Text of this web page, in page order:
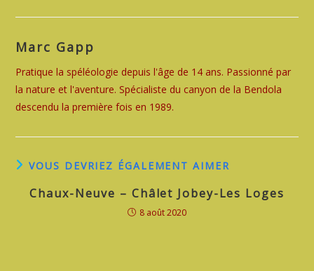
Marc Gapp
Pratique la spéléologie depuis l'âge de 14 ans. Passionné par
la nature et l'aventure. Spécialiste du canyon de la Bendola
descendu la première fois en 1989.
VOUS DEVRIEZ ÉGALEMENT AIMER
Chaux-Neuve – Châlet Jobey-Les Loges
8 août 2020